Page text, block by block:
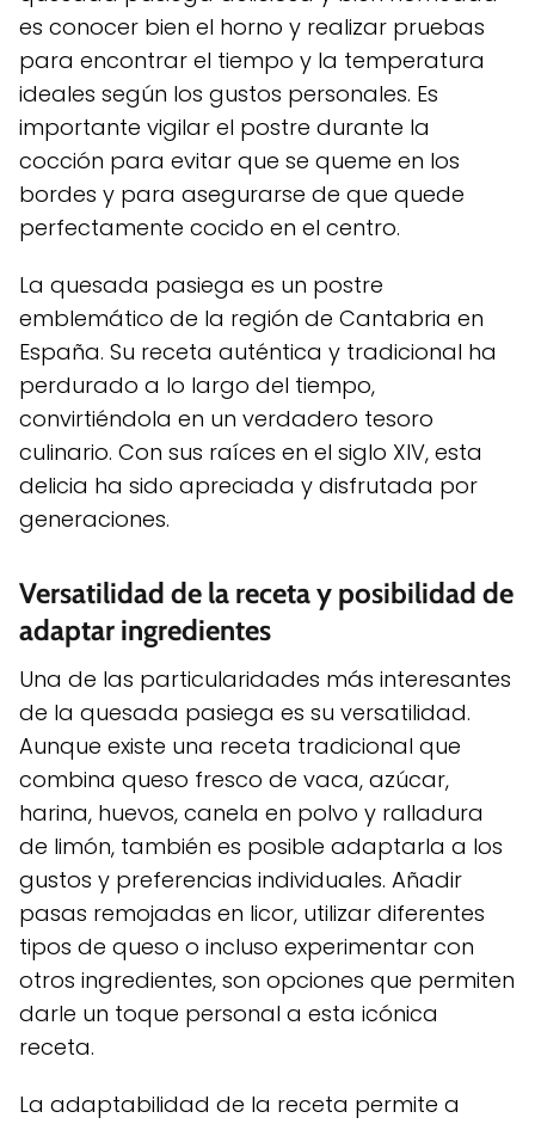
es conocer bien el horno y realizar pruebas
para encontrar el tiempo y la temperatura
ideales según los gustos personales. Es
importante vigilar el postre durante la
cocción para evitar que se queme en los
bordes y para asegurarse de que quede
perfectamente cocido en el centro.
La quesada pasiega es un postre
emblemático de la región de Cantabria en
España. Su receta auténtica y tradicional ha
perdurado a lo largo del tiempo,
convirtiéndola en un verdadero tesoro
culinario. Con sus raíces en el siglo XIV, esta
delicia ha sido apreciada y disfrutada por
generaciones.
Versatilidad de la receta y posibilidad de
adaptar ingredientes
Una de las particularidades más interesantes
de la quesada pasiega es su versatilidad.
Aunque existe una receta tradicional que
combina queso fresco de vaca, azúcar,
harina, huevos, canela en polvo y ralladura
de limón, también es posible adaptarla a los
gustos y preferencias individuales. Añadir
pasas remojadas en licor, utilizar diferentes
tipos de queso o incluso experimentar con
otros ingredientes, son opciones que permiten
darle un toque personal a esta icónica
receta.
La adaptabilidad de la receta permite a